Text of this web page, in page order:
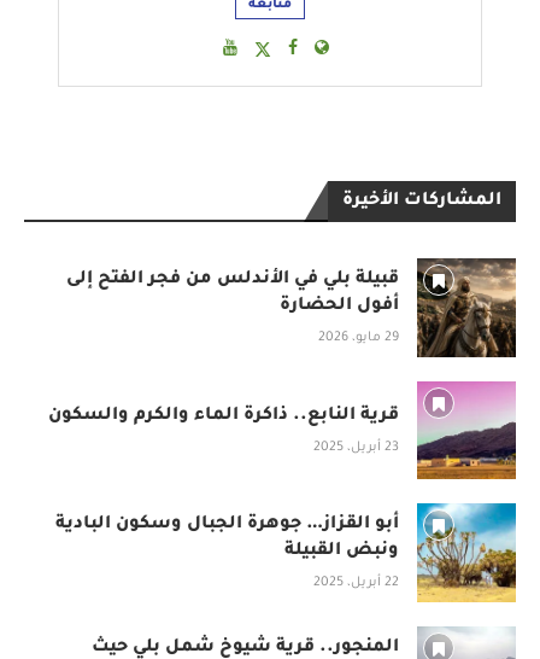
متابعة
المشاركات الأخيرة
قبيلة بلي في الأندلس من فجر الفتح إلى
أفول الحضارة
29 مايو، 2026
قرية النابع.. ذاكرة الماء والكرم والسكون
23 أبريل، 2025
أبو القزاز… جوهرة الجبال وسكون البادية
ونبض القبيلة
22 أبريل، 2025
المنجور.. قرية شيوخ شمل بلي حيث